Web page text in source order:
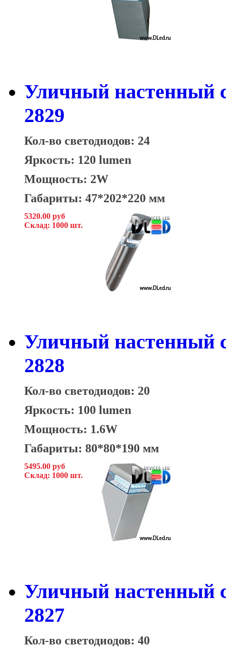
Уличный настенный
2829
Кол-во светодиодов: 24
Яркость: 120 lumen
Мощность: 2W
Габариты: 47*202*220 мм
5320.00 руб
Склад: 1000 шт.
Уличный настенный
2828
Кол-во светодиодов: 20
Яркость: 100 lumen
Мощность: 1.6W
Габариты: 80*80*190 мм
5495.00 руб
Склад: 1000 шт.
Уличный настенный
2827
Кол-во светодиодов: 40